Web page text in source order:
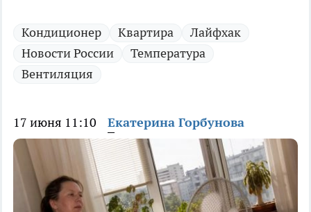
Кондиционер Квартира
Лайфхак
Новости России
Температура
Вентиляция
17 июня 11:10 Екатерина Горбунова